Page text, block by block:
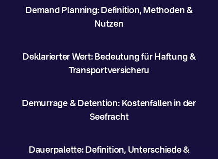
Demand Planning: Definition, Methoden &
Nutzen
Deklarierter Wert: Bedeutung für Haftung &
Transportversicheru
Demurrage & Detention: Kostenfallen in der
Seefracht
Dauerpalette: Definition, Unterschiede &